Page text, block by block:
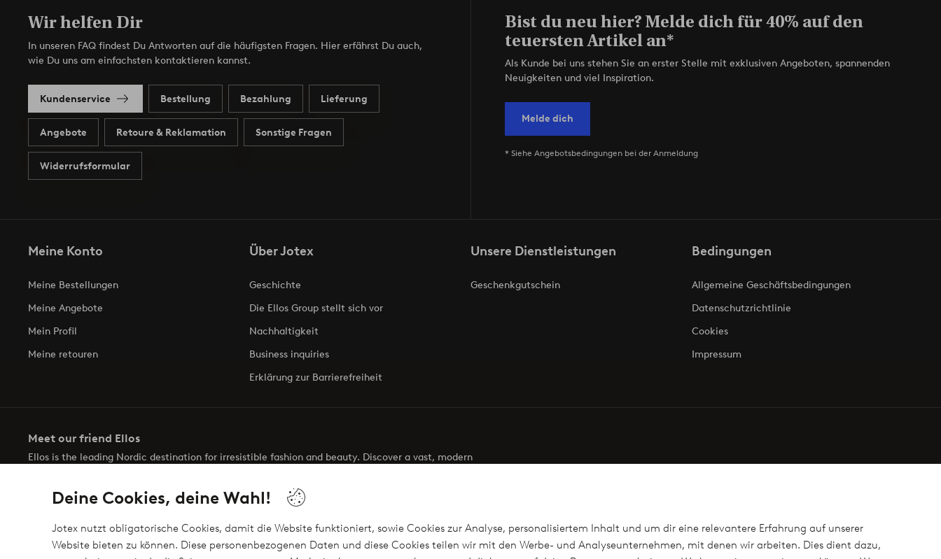
Deine Cookies, deine Wahl!
Jotex nutzt obligatorische Cookies, damit die Website funktioniert, sowie Cookies zur Analyse, personalisiertem Inhalt und um dir eine relevantere Erfahrung auf unserer
Website bieten zu können. Diese personenbezogenen Daten und diese Cookies teilen wir mit den Werbe- und Analyseunternehmen, mit denen wir arbeiten. Dies dient dazu,
Wir helfen Dir
In unseren FAQ findest Du Antworten auf die häufigsten Fragen. Hier erfährst Du auch,
wie Du uns am einfachsten kontaktieren kannst.
Kundenservice Bestellung Bezahlung Lieferung
Angebote Retoure & Reklamation Sonstige Fragen
Widerrufsformular
Bist du neu hier? Melde dich für 40% auf den
teuersten Artikel an*
Als Kunde bei uns stehen Sie an erster Stelle mit exklusiven Angeboten, spannenden
Neuigkeiten und viel Inspiration.
Melde dich
* Siehe Angebotsbedingungen bei der Anmeldung
Meine Konto
Meine Bestellungen
Meine Angebote
Mein Profil
Meine retouren
Über Jotex
Geschichte
Die Ellos Group stellt sich vor
Nachhaltigkeit
Business inquiries
Erklärung zur Barrierefreiheit
Unsere Dienstleistungen
Geschenkgutschein
Bedingungen
Allgemeine Geschäftsbedingungen
Datenschutzrichtlinie
Cookies
Impressum
Meet our friend Ellos
Ellos is the leading Nordic destination for irresistible fashion and beauty. Discover a vast, modern